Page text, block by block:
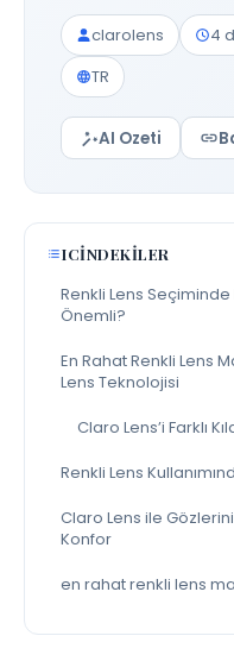
clarolens 4
TR
AI Ozeti
ICINDEKILER
Renkli Lens
Önemli?
En Rahat Renkli Lens
Lens Teknolojisi
Claro Lens’i Farklı
Renkli Lens
Claro Lens ile
Konfor
en rahat renkli lens